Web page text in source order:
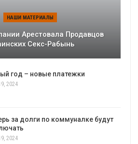
НАШИ МАТЕРИАЛЫ
Арестовала Продавцов
Секс-Рабынь
год – новые платежки
2024
за долги по коммуналке будут
2024